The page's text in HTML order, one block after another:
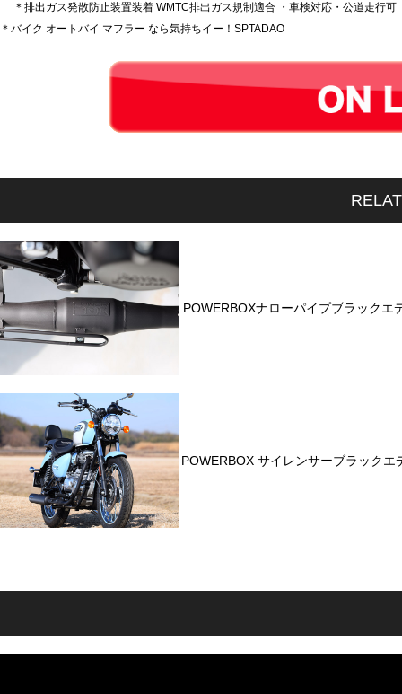
＊排出ガス発散防止装置装着 WMTC排出ガス規制適合 ・車検対応・公道走行
＊バイク オートバイ マフラー なら気持ちイー！SPTADAO
POWERBOXナローパイプブラックエ
POWERBOX サイレンサーブラックエ